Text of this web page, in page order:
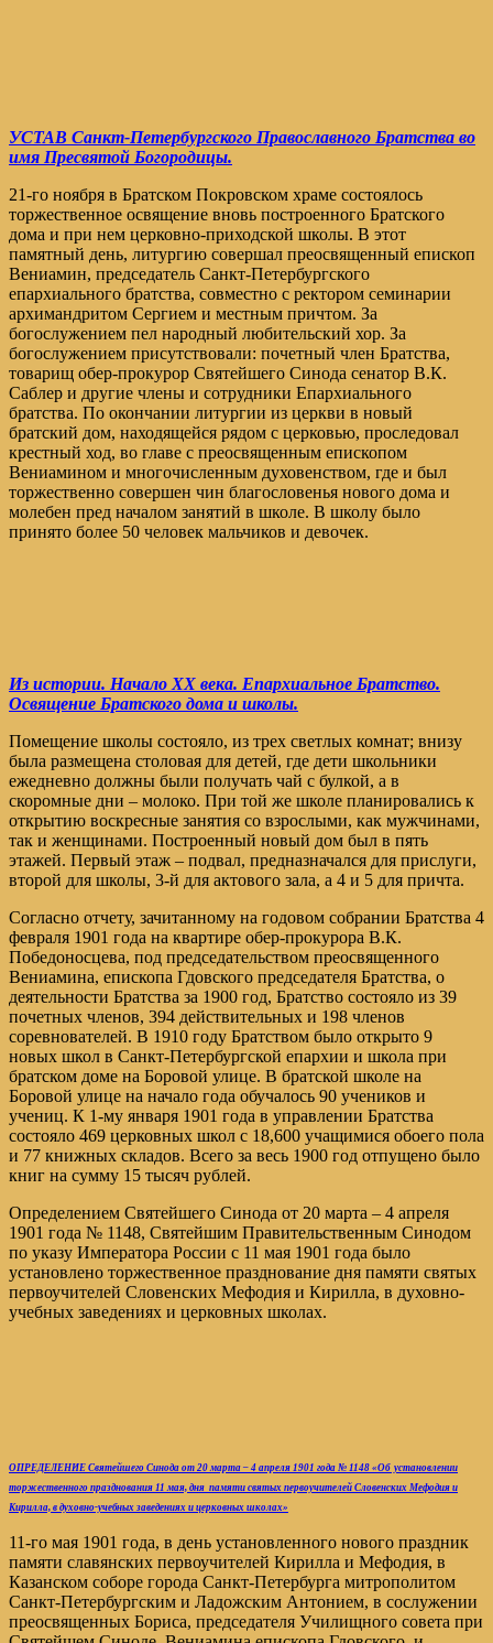
УСТАВ Санкт-Петербургского Православного Братства во
имя Пресвятой Богородицы.
21-го ноября в Братском Покровском храме состоялось
торжественное освящение вновь построенного Братского
дома и при нем церковно-приходской школы. В этот
памятный день, литургию совершал преосвященный епископ
Вениамин, председатель Санкт-Петербургского
епархиального братства, совместно с ректором семинарии
архимандритом Сергием и местным причтом. За
богослужением пел народный любительский хор. За
богослужением присутствовали: почетный член Братства,
товарищ обер-прокурор Святейшего Синода сенатор В.К.
Саблер и другие члены и сотрудники Епархиального
братства. По окончании литургии из церкви в новый
братский дом, находящейся рядом с церковью, проследовал
крестный ход, во главе с преосвященным епископом
Вениамином и многочисленным духовенством, где и был
торжественно совершен чин благословенья нового дома и
молебен пред началом занятий в школе. В школу было
принято более 50 человек мальчиков и девочек.
Из истории. Начало XX века. Епархиальное Братство.
Освящение Братского дома и школы.
Помещение школы состояло, из трех светлых комнат; внизу
была размещена столовая для детей, где дети школьники
ежедневно должны были получать чай с булкой, а в
скоромные дни – молоко. При той же школе планировались к
открытию воскресные занятия со взрослыми, как мужчинами,
так и женщинами. Построенный новый дом был в пять
этажей. Первый этаж – подвал, предназначался для прислуги,
второй для школы, 3-й для актового зала, а 4 и 5 для причта.
Согласно отчету, зачитанному на годовом собрании Братства 4
февраля 1901 года на квартире обер-прокурора В.К.
Победоносцева, под председательством преосвященного
Вениамина, епископа Гдовского председателя Братства, о
деятельности Братства за 1900 год, Братство состояло из 39
почетных членов, 394 действительных и 198 членов
соревнователей. В 1910 году Братством было открыто 9
новых школ в Санкт-Петербургской епархии и школа при
братском доме на Боровой улице. В братской школе на
Боровой улице на начало года обучалось 90 учеников и
учениц. К 1-му января 1901 года в управлении Братства
состояло 469 церковных школ с 18,600 учащимися обоего пола
и 77 книжных складов. Всего за весь 1900 год отпущено было
книг на сумму 15 тысяч рублей.
Определением Святейшего Синода от 20 марта – 4 апреля
1901 года № 1148, Святейшим Правительственным Синодом
по указу Императора России с 11 мая 1901 года было
установлено торжественное празднование дня памяти святых
первоучителей Словенских Мефодия и Кирилла, в духовно-
учебных заведениях и церковных школах.
ОПРЕДЕЛЕНИЕ Святейшего Синода от 20 марта – 4 апреля 1901 года № 1148 «Об установлении
торжественного празднования 11 мая, дня памяти святых первоучителей Словенских Мефодия и
Кирилла, в духовно-учебных заведениях и церковных школах»
11-го мая 1901 года, в день установленного нового праздник
памяти славянских первоучителей Кирилла и Мефодия, в
Казанском соборе города Санкт-Петербурга митрополитом
Санкт-Петербургским и Ладожским Антонием, в сослужении
преосвященных Бориса, председателя Училищного совета при